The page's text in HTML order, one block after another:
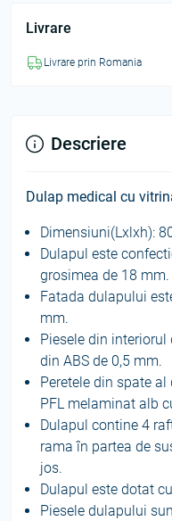
Livrare
Livrare prin Romania
Descriere
Dulap medical cu
Dimensiuni(Lxlxh):
Dulapul este
grosimea de 18 mm.
Fatada dulapului
mm.
Piesele din
din ABS de 0,5 mm.
Peretele din spate
PFL melaminat alb
Dulapul contine 4
rama în partea de
jos.
Dulapul este dotat
Piesele dulapului